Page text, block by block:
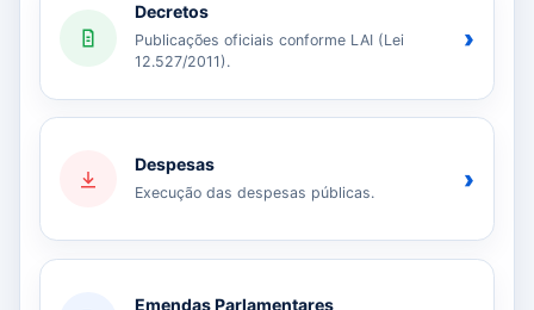
Decretos
Publicações oficiais conforme LAI (Lei
12.527/2011).
›
Despesas
Execução das despesas públicas. ›
Emendas Parlamentares